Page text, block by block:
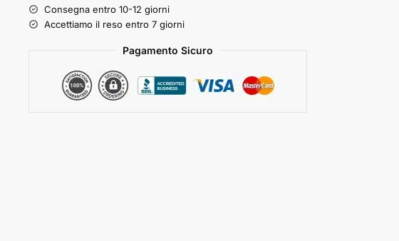
Consegna entro 10-12 giorni
Accettiamo il reso entro 7 giorni
Pagamento Sicuro